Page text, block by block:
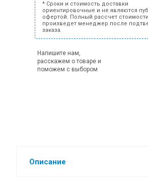
* Сроки и стоимость доставки
ориентировочные и не являются
офертой. Полный рассчет стоимости
произведет менеджер после
заказа.
Напишите нам,
расскажем о товаре и
поможем с выбором
Описание